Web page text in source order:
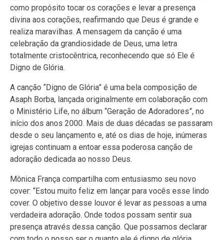
como propósito tocar os corações e levar a presença
divina aos corações, reafirmando que Deus é grande e
realiza maravilhas. A mensagem da canção é uma
celebração da grandiosidade de Deus, uma letra
totalmente cristocêntrica, reconhecendo que só Ele é
Digno de Glória.
A canção “Digno de Glória” é uma bela composição de
Asaph Borba, lançada originalmente em colaboração com
o Ministério Life, no álbum “Geração de Adoradores”, no
início dos anos 2000. Mais de duas décadas se passaram
desde o seu lançamento e, até os dias de hoje, inúmeras
igrejas continuam a entoar essa poderosa canção de
adoração dedicada ao nosso Deus.
Mônica França compartilha com entusiasmo seu novo
cover: “Estou muito feliz em lançar para vocês esse lindo
cover. O objetivo desse louvor é levar as pessoas a uma
verdadeira adoração. Onde todos possam sentir sua
presença através dessa canção. Que possamos declarar